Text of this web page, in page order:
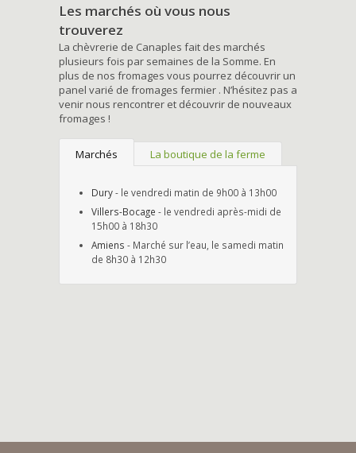
Les marchés où vous nous
trouverez
La chèvrerie de Canaples fait des marchés
plusieurs fois par semaines de la Somme. En
plus de nos fromages vous pourrez découvrir un
panel varié de fromages fermier . N’hésitez pas a
venir nous rencontrer et découvrir de nouveaux
fromages !
Marchés La boutique de la ferme
Dury- le vendredi matin de 9h00 à 13h00
Villers-Bocage - le vendredi après-midi de
15h00 à 18h30
Amiens - Marché sur l’eau, le samedi matin
de 8h30 à 12h30